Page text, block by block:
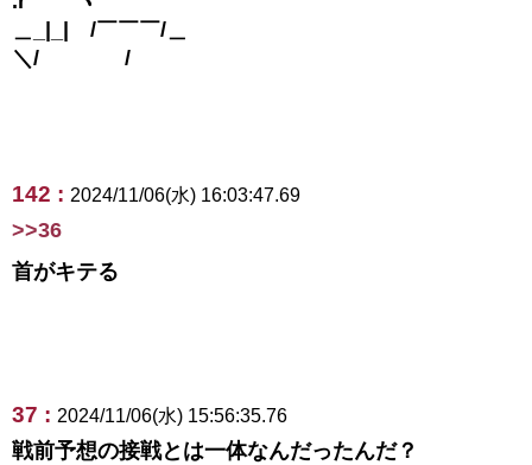
＿_|_| /￣￣￣/＿
＼/ /
142 : 2024/11/06(水) 16:03:47.69
>>36
首がキテる
37 : 2024/11/06(水) 15:56:35.76
戦前予想の接戦とは一体なんだったんだ？